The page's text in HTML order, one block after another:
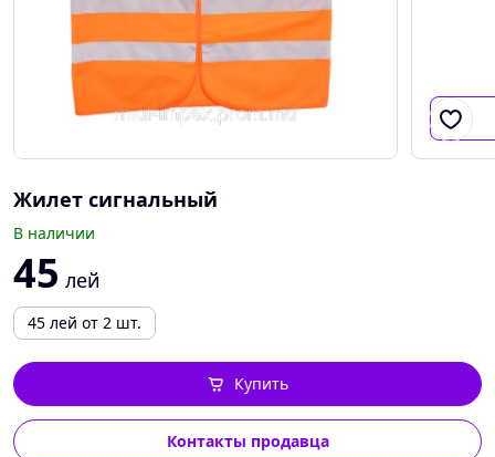
Жилет сигнальный
В наличии
45 лей
45 лей от 2 шт.
Контакты продавца
Купить